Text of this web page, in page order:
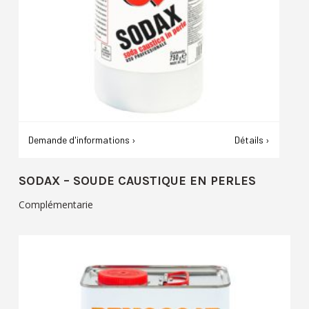
Demande d'informations › Détails ›
SODAX – SOUDE CAUSTIQUE EN PERLES
Complémentarie